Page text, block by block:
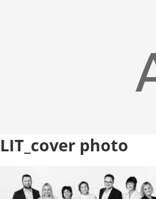
LIT_cover photo